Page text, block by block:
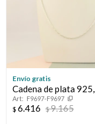
Envío gratis
Cadena de plata 925,
CARDANO.
F9697-F9697
$ 6.416 $9.165